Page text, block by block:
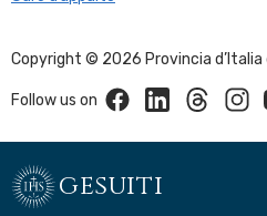
Copyright © 2026 Provincia d’Italia
Follow us on FacebookLinkedinThreads
gesuiti